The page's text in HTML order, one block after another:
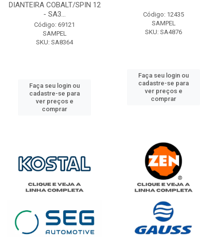
DIANTEIRA COBALT/SPIN 12
- SA3...
Código: 69121
SAMPEL
SKU: SA8364
Faça seu login ou
cadastre-se para
ver preços e
comprar
Código: 12435
SAMPEL
SKU: SA4876
Faça seu login ou
cadastre-se para
ver preços e
comprar